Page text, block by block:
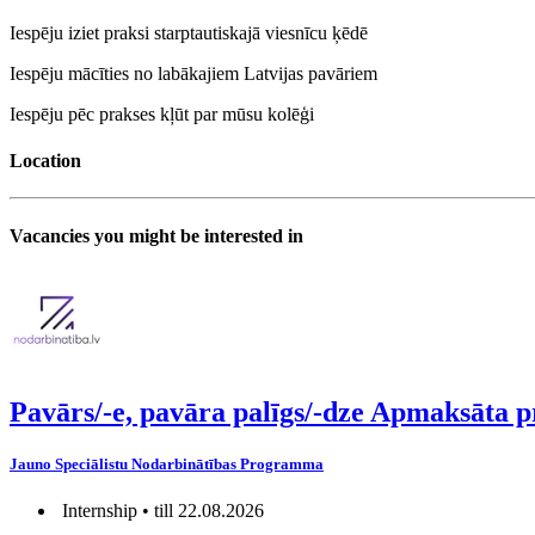
Iespēju iziet praksi starptautiskajā viesnīcu ķēdē
Iespēju mācīties no labākajiem Latvijas pavāriem
Iespēju pēc prakses kļūt par mūsu kolēģi
Location
Vacancies you might be interested in
Pavārs/-e, pavāra palīgs/-dze Apmaksāta
Jauno Speciālistu Nodarbinātības Programma
Internship • till 22.08.2026